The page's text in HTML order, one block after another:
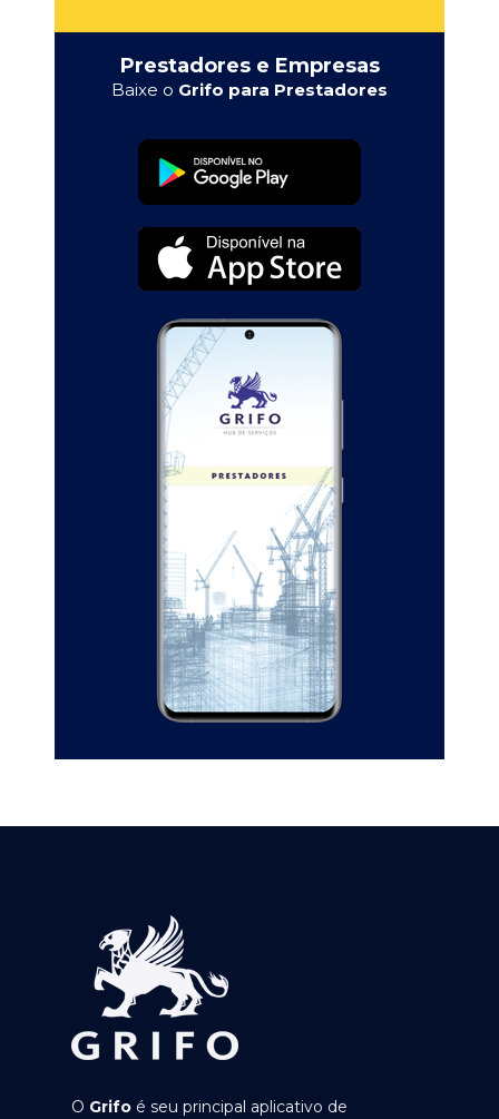
Prestadores e Empresas
Baixe o Grifo para Prestadores
O Grifo é seu principal aplicativo de